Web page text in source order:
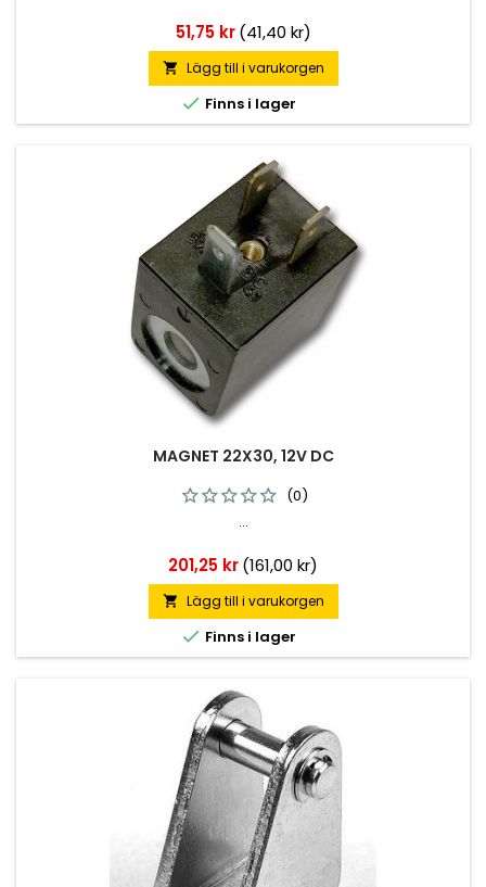
Pris
51,75 kr (41,40 kr)
 Lägg till i varukorgen
 Finns i lager
MAGNET 22X30, 12V DC
(0)
...
Pris
201,25 kr(161,00 kr)
 Lägg till i varukorgen
 Finns i lager